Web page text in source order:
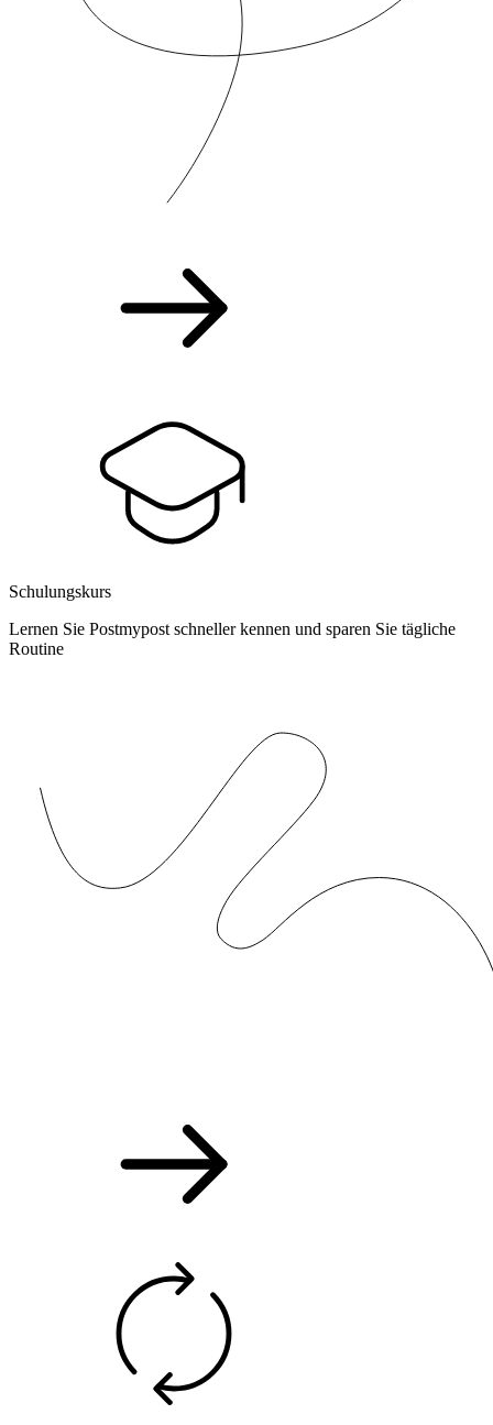
Schulungskurs
Lernen Sie Postmypost schneller kennen und sparen Sie tägliche
Routine